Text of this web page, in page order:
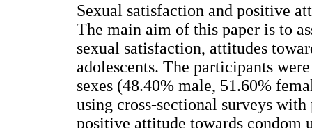
Sexual satisfaction and positive
The main aim of this paper is to
sexual satisfaction, attitudes
adolescents. The participants
sexes (48.40% male, 51.60%
using cross-sectional surveys
positive attitude towards condom